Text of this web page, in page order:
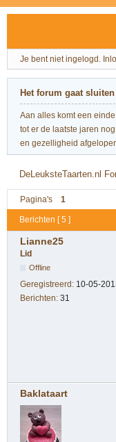
Je bent niet ingelogd.
Het forum gaat sluiten
Aan alles komt een
tot er de laatste jaren
en gezelligheid
DeLeuksteTaarten.nl
Pagina's 1
Berichten [ 5 ]
Lianne25
Lid
Offline
Geregistreerd: 10-05-
Berichten: 31
Baklataart